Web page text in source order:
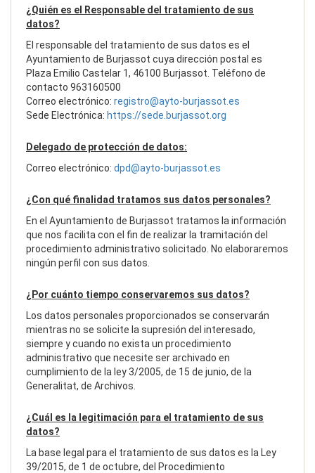
¿Quién es el Responsable del tratamiento de sus
datos?
El responsable del tratamiento de sus datos es el
Ayuntamiento de Burjassot cuya dirección postal es
Plaza Emilio Castelar 1, 46100 Burjassot. Teléfono de
contacto 963160500
Correo electrónico: registro@ayto-burjassot.es
Sede Electrónica: https://sede.burjassot.org
Delegado de protección de datos:
Correo electrónico: dpd@ayto-burjassot.es
¿Con qué finalidad tratamos sus datos personales?
En el Ayuntamiento de Burjassot tratamos la información
que nos facilita con el fin de realizar la tramitación del
procedimiento administrativo solicitado. No elaboraremos
ningún perfil con sus datos.
¿Por cuánto tiempo conservaremos sus datos?
Los datos personales proporcionados se conservarán
mientras no se solicite la supresión del interesado,
siempre y cuando no exista un procedimiento
administrativo que necesite ser archivado en
cumplimiento de la ley 3/2005, de 15 de junio, de la
Generalitat, de Archivos.
¿Cuál es la legitimación para el tratamiento de sus
datos?
La base legal para el tratamiento de sus datos es la Ley
39/2015, de 1 de octubre, del Procedimiento